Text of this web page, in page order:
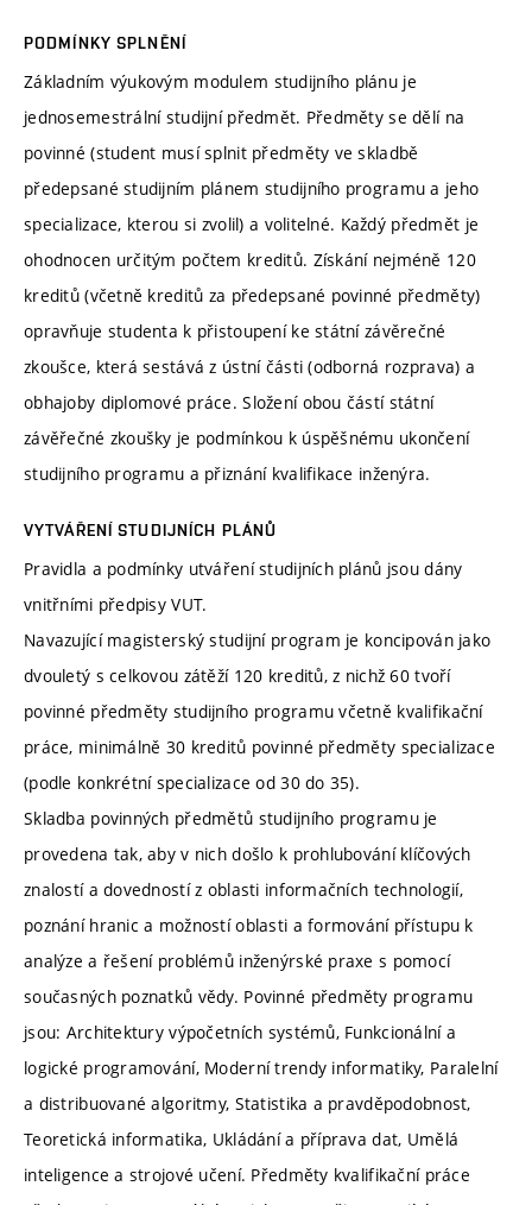
PODMÍNKY SPLNĚNÍ
Základním výukovým modulem studijního plánu je
jednosemestrální studijní předmět. Předměty se dělí na
povinné (student musí splnit předměty ve skladbě
předepsané studijním plánem studijního programu a jeho
specializace, kterou si zvolil) a volitelné. Každý předmět je
ohodnocen určitým počtem kreditů. Získání nejméně 120
kreditů (včetně kreditů za předepsané povinné předměty)
opravňuje studenta k přistoupení ke státní závěrečné
zkoušce, která sestává z ústní části (odborná rozprava) a
obhajoby diplomové práce. Složení obou částí státní
závěřečné zkoušky je podmínkou k úspěšnému ukončení
studijního programu a přiznání kvalifikace inženýra.
VYTVÁŘENÍ STUDIJNÍCH PLÁNŮ
Pravidla a podmínky utváření studijních plánů jsou dány
vnitřními předpisy VUT.
Navazující magisterský studijní program je koncipován jako
dvouletý s celkovou zátěží 120 kreditů, z nichž 60 tvoří
povinné předměty studijního programu včetně kvalifikační
práce, minimálně 30 kreditů povinné předměty specializace
(podle konkrétní specializace od 30 do 35).
Skladba povinných předmětů studijního programu je
provedena tak, aby v nich došlo k prohlubování klíčových
znalostí a dovedností z oblasti informačních technologií,
poznání hranic a možností oblasti a formování přístupu k
analýze a řešení problémů inženýrské praxe s pomocí
současných poznatků vědy. Povinné předměty programu
jsou: Architektury výpočetních systémů, Funkcionální a
logické programování, Moderní trendy informatiky, Paralelní
a distribuované algoritmy, Statistika a pravděpodobnost,
Teoretická informatika, Ukládání a příprava dat, Umělá
inteligence a strojové učení. Předměty kvalifikační práce